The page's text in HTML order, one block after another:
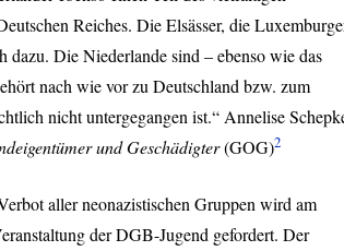
Reiches. Die Elsässer, die
dazu. Die Niederlande sind – ebenso wie das
nach wie vor zu Deutschland bzw. zum
nicht untergegangen ist.“ Annelise
und Geschädigter(GOG)2
aller neonazistischen Gruppen wird am
derDGB-Jugend gefordert. Der